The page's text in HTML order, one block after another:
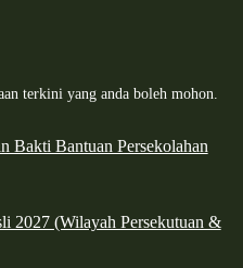
terkini yang anda boleh mohon.
Bakti Bantuan Persekolahan
2027 (Wilayah Persekutuan &